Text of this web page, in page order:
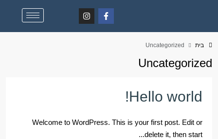
בית Uncategorized
Uncategorized
Hello world!
Welcome to WordPress. This is your first post. Edit or
delete it, then start...